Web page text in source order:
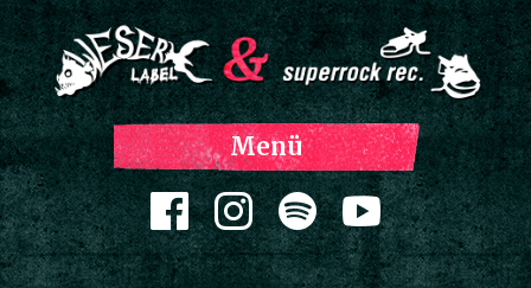
Menü
Zum Inhalt springen